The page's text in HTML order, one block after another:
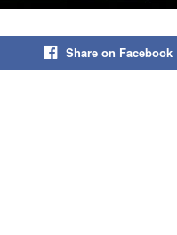
Share on Facebook